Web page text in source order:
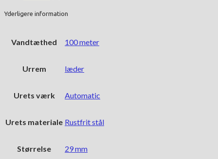
Yderligere information
Vandtæthed 100 meter
Urrem læder
Urets værk Automatic
Urets materiale Rustfrit stål
Størrelse 29 mm